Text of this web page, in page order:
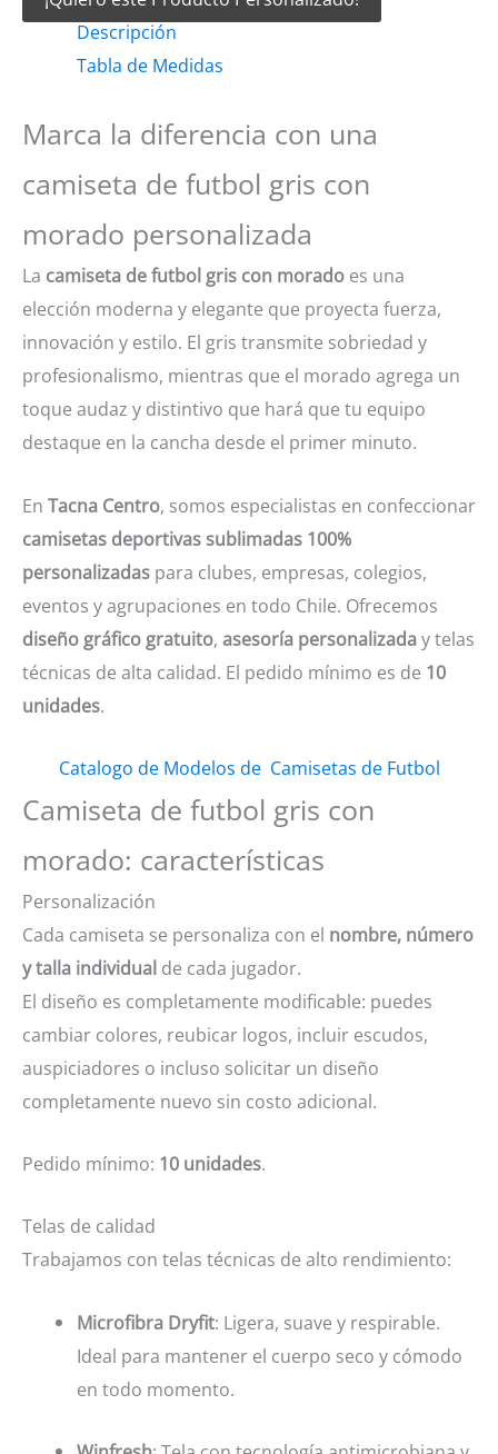
Futbol
morado
Descripción
Tabla de Medidas
Marca la diferencia con una
camiseta de futbol gris con
morado personalizada
La camiseta de futbol gris con morado es una
elección moderna y elegante que proyecta fuerza,
innovación y estilo. El gris transmite sobriedad y
profesionalismo, mientras que el morado agrega un
toque audaz y distintivo que hará que tu equipo
destaque en la cancha desde el primer minuto.
En Tacna Centro, somos especialistas en confeccionar
camisetas deportivas sublimadas 100%
personalizadas para clubes, empresas, colegios,
eventos y agrupaciones en todo Chile. Ofrecemos
diseño gráfico gratuito, asesoría personalizaday telas
técnicas de alta calidad. El pedido mínimo es de 10
unidades.
Catalogo de Modelos de Camisetas de Futbol
Camiseta de futbol gris con
morado: características
Personalización
Cada camiseta se personaliza con el nombre, número
y talla individual de cada jugador.
El diseño es completamente modificable: puedes
cambiar colores, reubicar logos, incluir escudos,
auspiciadores o incluso solicitar un diseño
completamente nuevo sin costo adicional.
Pedido mínimo: 10 unidades.
Telas de calidad
Trabajamos con telas técnicas de alto rendimiento:
Microfibra Dryfit: Ligera, suave y respirable.
Ideal para mantener el cuerpo seco y cómodo
en todo momento.